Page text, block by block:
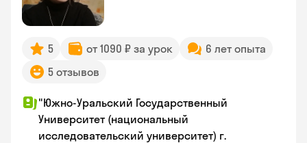
5 от 1090 ₽ за урок
6 лет опыта
5 отзывов
"Южно-Уральский Государственный
Университет (национальный
исследовательский университет) г.